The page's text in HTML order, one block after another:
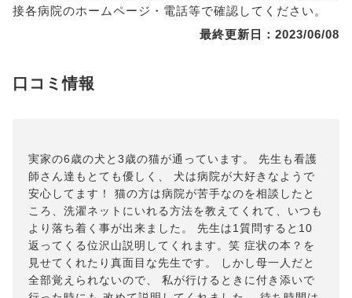
接各病院のホームページ・電話等で確認してください。
最終更新日：2023/06/08
口コミ情報
実家の6歳の犬と3歳の猫が通っています。 先生も看護
師さん達もとても優しく、 犬は病院が大好きなようで
安心してます！ 猫の方は病院が苦手なのを相談したと
ころ、洗濯ネットにいれる方法を教えてくれて、いつも
より落ち着く事が出来ました。 先生は1質問すると10
返ってくる位沢山説明してくれます。笑 症状の本？を
見せてくれたり真面目な先生です。 しかし母一人だと
全部覚えられないので、 私が行けるときに付き添いで